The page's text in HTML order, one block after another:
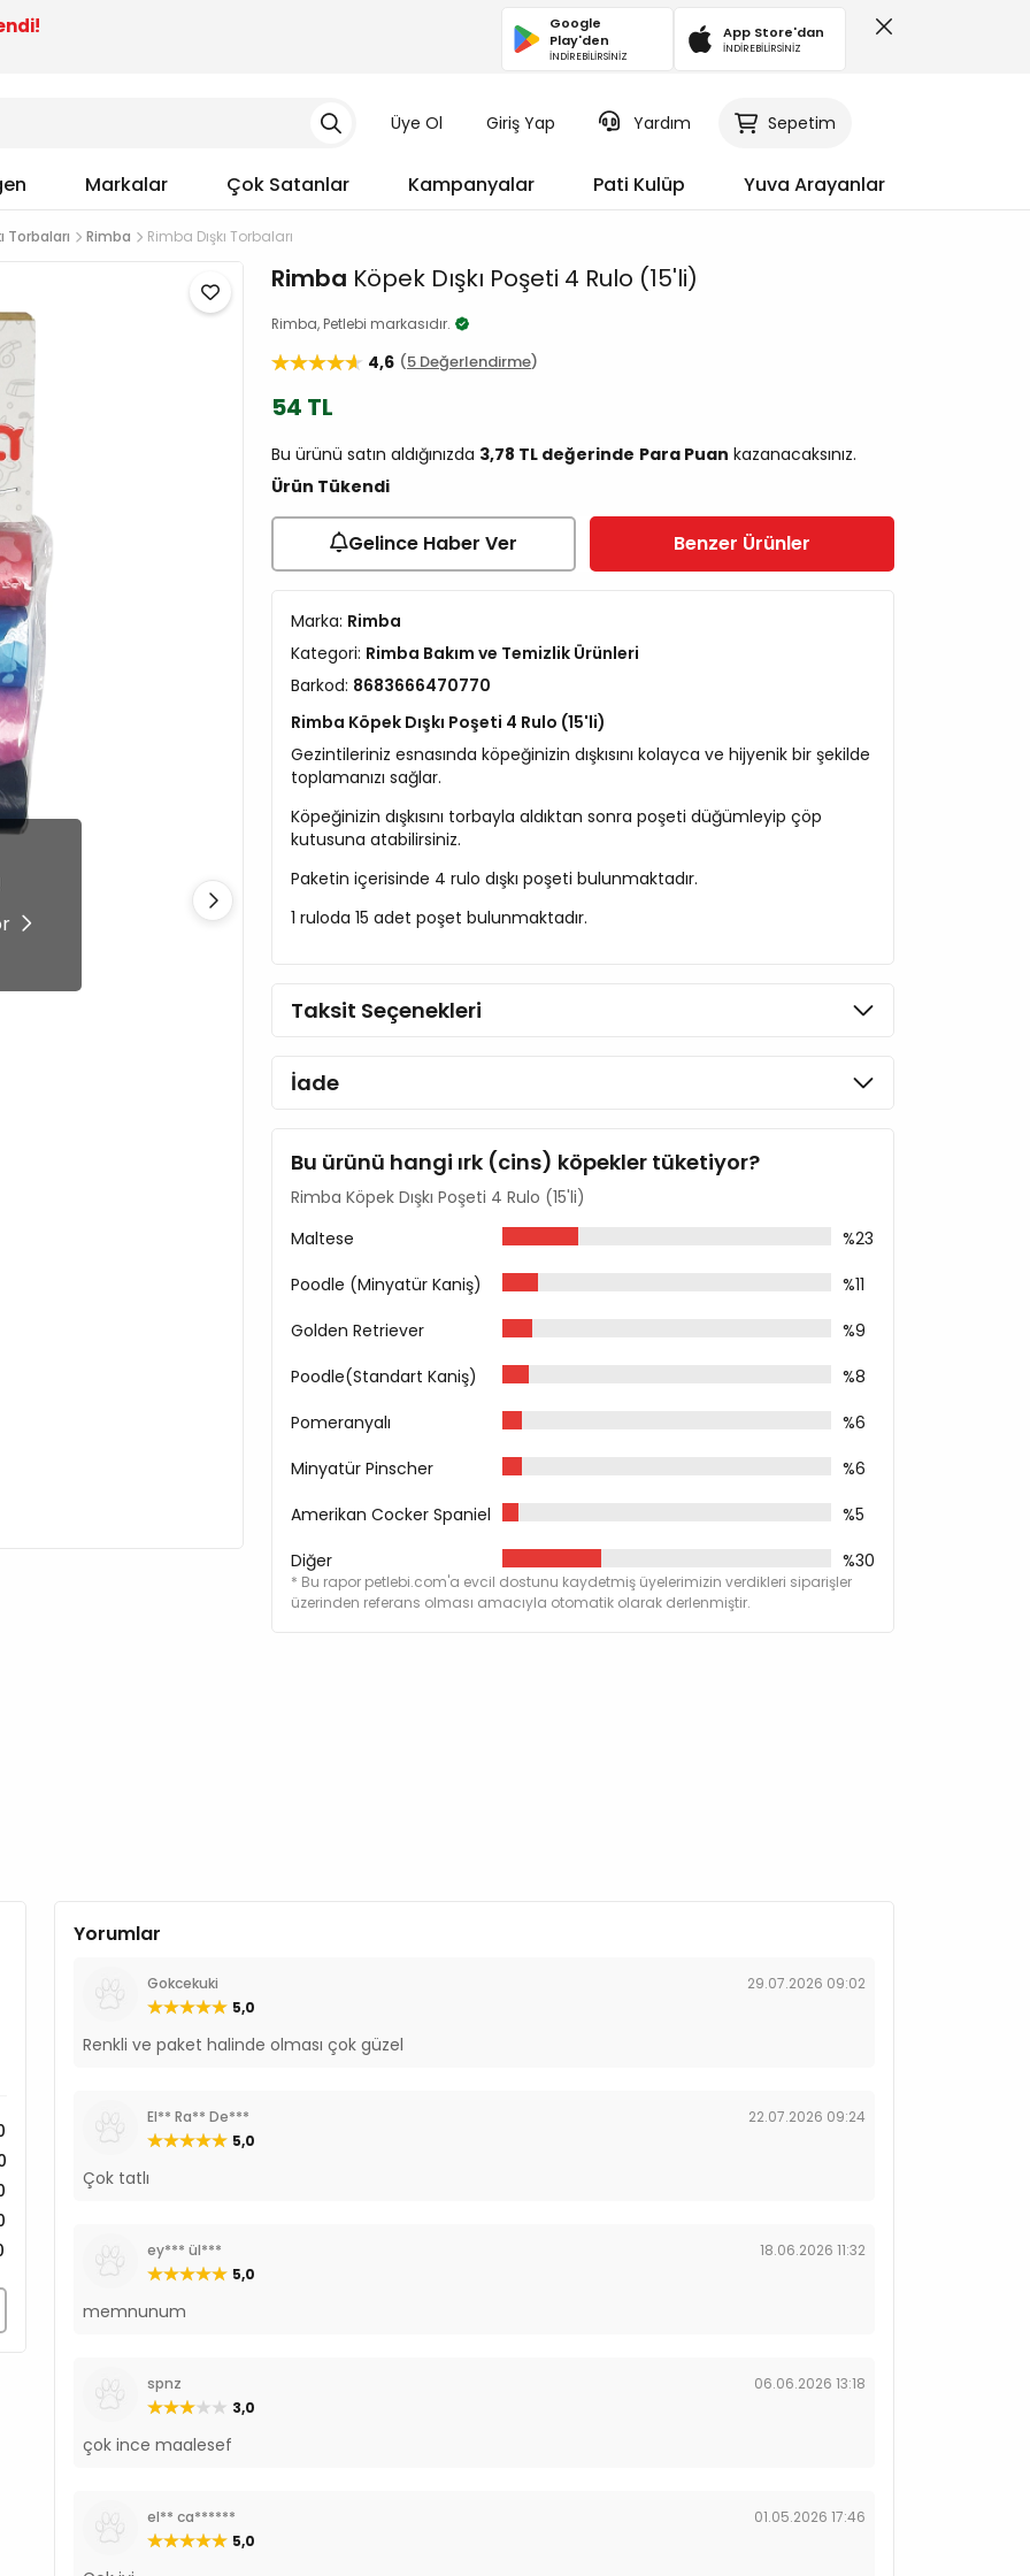
Google
Play'den
İNDİREBİLİRSİNİZ
App Store'dan
İNDİREBİLİRSİNİZ
Üye Ol Giriş Yap Yardım Sepetim
Markalar Çok Satanlar Kampanyalar Pati Kulüp Yuva Arayanlar
Torbaları Rimba Rimba Dışkı Torbaları
Rimba Köpek Dışkı Poşeti 4 Rulo (15'li)
Rimba, Petlebi markasıdır.
4,6 5 Değerlendirme
54 TL
Bu ürünü satın aldığınızda 3,78 TL değerinde Para Puan kazanacaksınız.
Ürün Tükendi
Gelince Haber Ver Benzer Ürünler
Marka: Rimba
Kategori: Rimba Bakım ve Temizlik Ürünleri
Barkod: 8683666470770
Rimba Köpek Dışkı Poşeti 4 Rulo (15'li)
Gezintileriniz esnasında köpeğinizin dışkısını kolayca ve hijyenik bir şekilde
toplamanızı sağlar.
Köpeğinizin dışkısını torbayla aldıktan sonra poşeti düğümleyip çöp
kutusuna atabilirsiniz.
Paketin içerisinde 4 rulo dışkı poşeti bulunmaktadır.
1 ruloda 15 adet poşet bulunmaktadır.
Taksit Seçenekleri
İade
Bu ürünü hangi ırk (cins) köpekler tüketiyor?
Rimba Köpek Dışkı Poşeti 4 Rulo (15'li)
Maltese
%23
Poodle (Minyatür Kaniş)
%11
Golden Retriever
%9
Poodle(Standart Kaniş)
%8
Pomeranyalı
%6
Minyatür Pinscher
%6
Amerikan Cocker Spaniel
%5
Diğer
%30
* Bu rapor petlebi.com'a evcil dostunu kaydetmiş üyelerimizin verdikleri siparişler
üzerinden referans olması amacıyla otomatik olarak derlenmiştir.
Yorumlar
Gokcekuki
29.07.2026 09:02
5,0
Renkli ve paket halinde olması çok güzel
El** Ra** De***
22.07.2026 09:24
5,0
Çok tatlı
ey*** ül***
18.06.2026 11:32
5,0
memnunum
spnz
06.06.2026 13:18
3,0
çok ince maalesef
el** ca******
01.05.2026 17:46
5,0